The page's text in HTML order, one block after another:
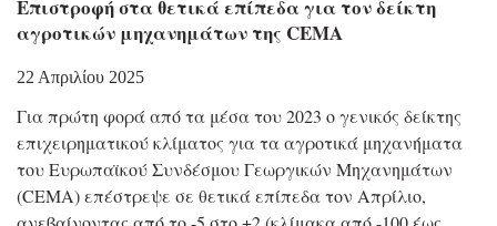
Επιστροφή στα θετικά επίπεδα για τον δείκτη
αγροτικών μηχανημάτων της CEMA
22 Απριλίου 2025
Για πρώτη φορά από τα μέσα του 2023 ο γενικός δείκτης
επιχειρηματικού κλίματος για τα αγροτικά μηχανήματα
του Ευρωπαϊκού Συνδέσμου Γεωργικών Μηχανημάτων
(CEMA) επέστρεψε σε θετικά επίπεδα τον Απρίλιο,